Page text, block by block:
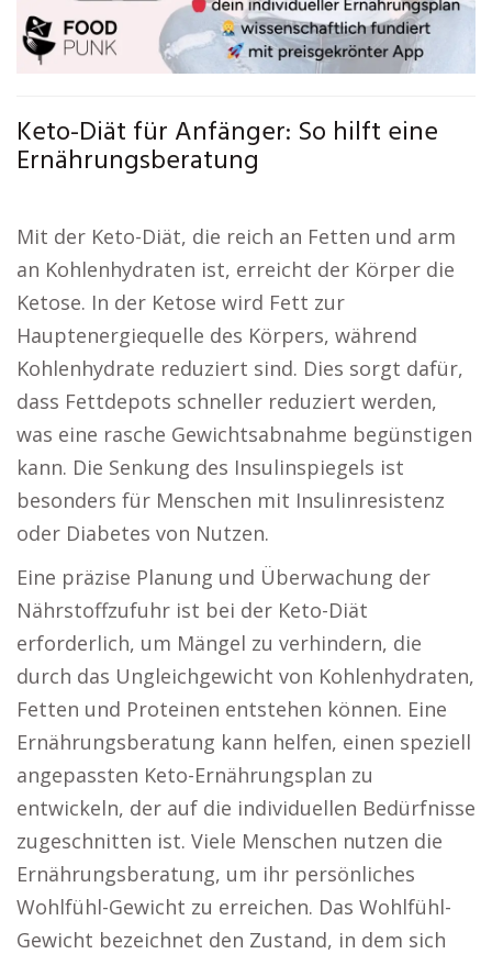
Keto-Diät für Anfänger: So hilft eine
Ernährungsberatung
Mit der Keto-Diät, die reich an Fetten und arm
an Kohlenhydraten ist, erreicht der Körper die
Ketose. In der Ketose wird Fett zur
Hauptenergiequelle des Körpers, während
Kohlenhydrate reduziert sind. Dies sorgt dafür,
dass Fettdepots schneller reduziert werden,
was eine rasche Gewichtsabnahme begünstigen
kann. Die Senkung des Insulinspiegels ist
besonders für Menschen mit Insulinresistenz
oder Diabetes von Nutzen.
Eine präzise Planung und Überwachung der
Nährstoffzufuhr ist bei der Keto-Diät
erforderlich, um Mängel zu verhindern, die
durch das Ungleichgewicht von Kohlenhydraten,
Fetten und Proteinen entstehen können. Eine
Ernährungsberatung kann helfen, einen speziell
angepassten Keto-Ernährungsplan zu
entwickeln, der auf die individuellen Bedürfnisse
zugeschnitten ist. Viele Menschen nutzen die
Ernährungsberatung, um ihr persönliches
Wohlfühl-Gewicht zu erreichen. Das Wohlfühl-
Gewicht bezeichnet den Zustand, in dem sich